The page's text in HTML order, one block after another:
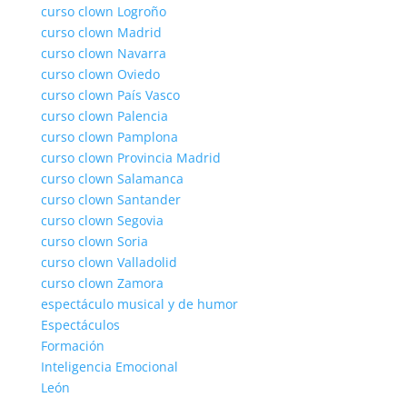
curso clown Logroño
curso clown Madrid
curso clown Navarra
curso clown Oviedo
curso clown País Vasco
curso clown Palencia
curso clown Pamplona
curso clown Provincia Madrid
curso clown Salamanca
curso clown Santander
curso clown Segovia
curso clown Soria
curso clown Valladolid
curso clown Zamora
espectáculo musical y de humor
Espectáculos
Formación
Inteligencia Emocional
León